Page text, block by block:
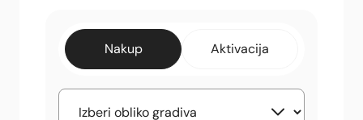
Nakup Aktivacija